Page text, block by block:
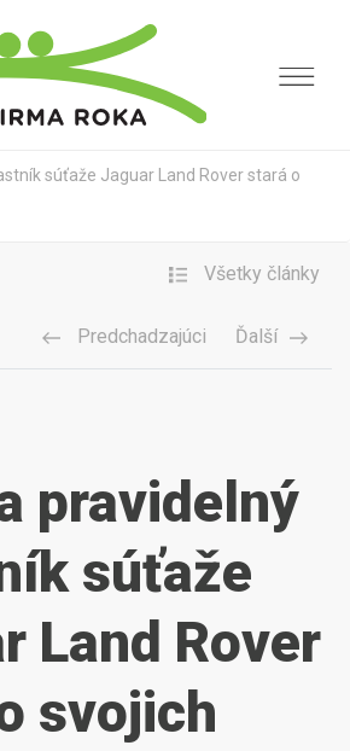
súťaže Jaguar Land Rover stará o
Všetky články
Predchadzajúci Ďalší
pravidelný
súťaže
Land Rover
svojich